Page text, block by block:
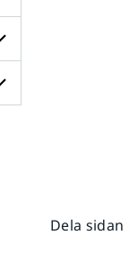
Dela sidan